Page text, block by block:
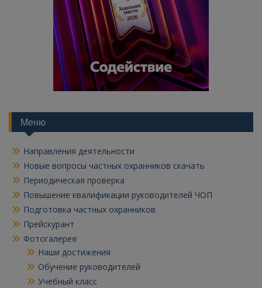
Меню
Направления деятельности
Новые вопросы частных охранников скачать
Периодическая проверка
Повышение квалификации руководителей ЧОП
Подготовка частных охранников
Прейскурант
Фотогалерея
Наши достижения
Обучение руководителей
Учебный класс